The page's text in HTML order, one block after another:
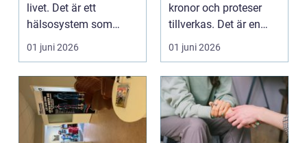
livet. Det är ett
hälsosystem som
betonar balans, helhet
och...
01 juni 2026
kronor och proteser
tillverkas. Det är en
teknisk och ...
01 juni 2026